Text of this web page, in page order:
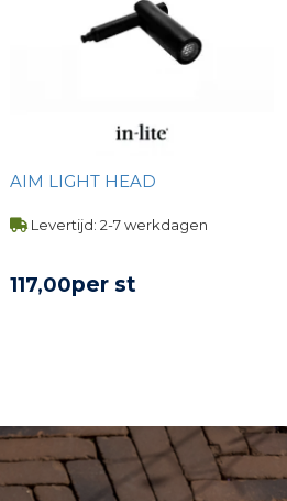
AIM LIGHT HEAD
Levertijd: 2-7 werkdagen
117,00per st